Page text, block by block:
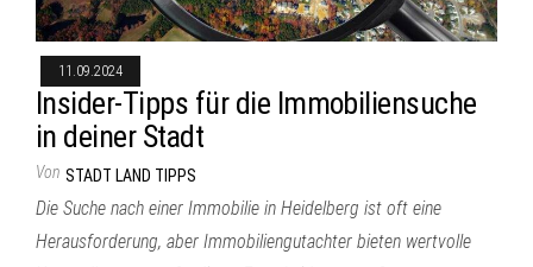
11.09.2024
Insider-Tipps für die Immobiliensuche
in deiner Stadt
Von STADT LAND TIPPS
Die Suche nach einer Immobilie in Heidelberg ist oft eine
Herausforderung, aber Immobiliengutachter bieten wertvolle